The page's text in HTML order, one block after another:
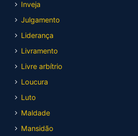
Inveja
Julgamento
Liderança
Livramento
Livre arbítrio
Loucura
Luto
Maldade
Mansidão